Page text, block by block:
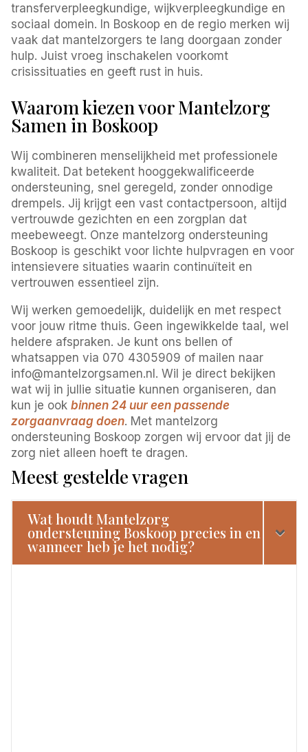
transferverpleegkundige, wijkverpleegkundige en
sociaal domein. In Boskoop en de regio merken wij
vaak dat mantelzorgers te lang doorgaan zonder
hulp. Juist vroeg inschakelen voorkomt
crisissituaties en geeft rust in huis.
Waarom kiezen voor Mantelzorg
Samen in Boskoop
Wij combineren menselijkheid met professionele
kwaliteit. Dat betekent hooggekwalificeerde
ondersteuning, snel geregeld, zonder onnodige
drempels. Jij krijgt een vast contactpersoon, altijd
vertrouwde gezichten en een zorgplan dat
meebeweegt. Onze mantelzorg ondersteuning
Boskoop is geschikt voor lichte hulpvragen en voor
intensievere situaties waarin continuïteit en
vertrouwen essentieel zijn.
Wij werken gemoedelijk, duidelijk en met respect
voor jouw ritme thuis. Geen ingewikkelde taal, wel
heldere afspraken. Je kunt ons bellen of
whatsappen via 070 4305909 of mailen naar
info@mantelzorgsamen.nl. Wil je direct bekijken
wat wij in jullie situatie kunnen organiseren, dan
kun je ookbinnen 24 uur een passende
zorgaanvraag doen. Met mantelzorg
ondersteuning Boskoop zorgen wij ervoor dat jij de
zorg niet alleen hoeft te dragen.
Meest gestelde vragen
Wat houdt Mantelzorg
ondersteuning Boskoop precies in en
wanneer heb je het nodig?